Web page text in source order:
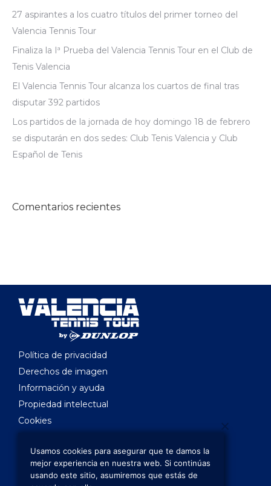
27 aspirantes a los cuatro títulos del primer torneo del
Valencia Tennis Tour
Finaliza la Iª Prueba del Valencia Tennis Tour en el Club de
Tenis Valencia
El Valencia Tennis Tour alcanza los cuartos de final tras
disputar 392 partidos
Los partidos de la jornada de hoy domingo 18 de febrero
se disputarán en dos sedes: Club Tenis Valencia y Club
Español de Tenis
Comentarios recientes
Política de privacidad
Derechos de imagen
Información y ayuda
Propiedad intelectual
Cookies
director@valenciatennistour.es
juezarbitro@valenciatennistour.es
Usamos cookies para asegurar que te damos la
mejor experiencia en nuestra web. Si continúas
usando este sitio, asumiremos que estás de